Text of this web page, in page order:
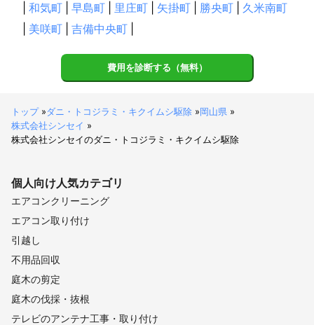
和気町 早島町 里庄町 矢掛町 勝央町
久米南町
美咲町 吉備中央町
費用を診断する（無料）
トップ»ダニ・トコジラミ・キクイムシ駆除 »岡山県 »
株式会社シンセイ »
株式会社シンセイのダニ・トコジラミ・キクイムシ駆除
個人向け人気カテゴリ
エアコンクリーニング
エアコン取り付け
引越し
不用品回収
庭木の剪定
庭木の伐採・抜根
テレビのアンテナ工事・取り付け